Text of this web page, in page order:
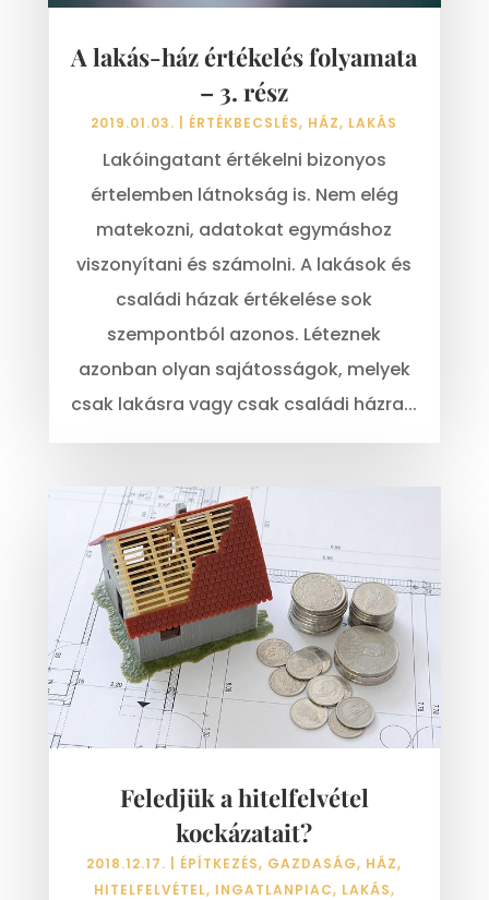
A lakás-ház értékelés folyamata
– 3. rész
2019.01.03. ÉRTÉKBECSLÉS, HÁZ, LAKÁS
Lakóingatant értékelni bizonyos
értelemben látnokság is. Nem elég
matekozni, adatokat egymáshoz
viszonyítani és számolni. A lakások és
családi házak értékelése sok
szempontból azonos. Léteznek
azonban olyan sajátosságok, melyek
csak lakásra vagy csak családi házra...
Feledjük a hitelfelvétel
kockázatait?
2018.12.17. ÉPÍTKEZÉS, GAZDASÁG, HÁZ,
HITELFELVÉTEL, INGATLANPIAC, LAKÁS,